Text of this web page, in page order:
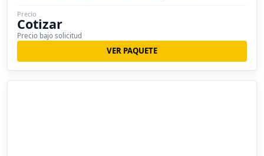
Precio
Cotizar
Precio bajo solicitud
VER PAQUETE